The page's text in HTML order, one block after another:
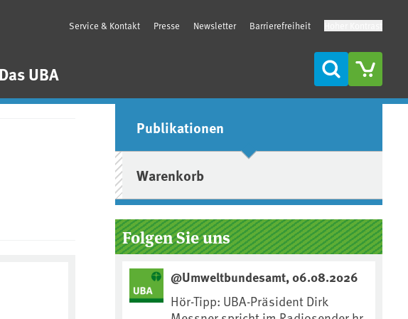
Das UBA
Service & Kontakt Presse Newsletter Barrierefreiheit
Suche
Seitenleiste
Publikationen
Warenkorb
Folgen Sie uns
@Umweltbundesamt, 06.08.2026
Hör-Tipp: UBA-Präsident Dirk